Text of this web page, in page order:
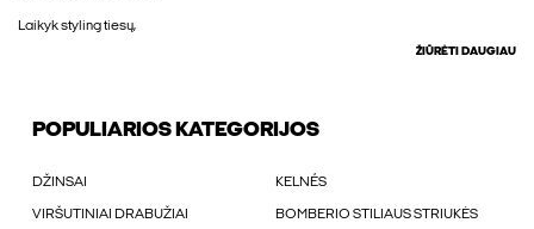
Laikyk styling tiesų,
ŽIŪRĖTI DAUGIAU
POPULIARIOS KATEGORIJOS
DŽINSAI KELNÉS
VIRŠUTINIAI DRABUŽIAI BOMBERIO STILIAUS STRIUKĖS